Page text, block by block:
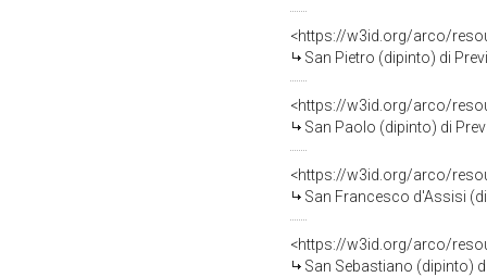
<https://w3id.org/arco/
San Pietro (dipinto) di
<https://w3id.org/arco/
San Paolo (dipinto) di
<https://w3id.org/arco/
San Francesco d'Assisi
<https://w3id.org/arco/
San Sebastiano (dipinto)